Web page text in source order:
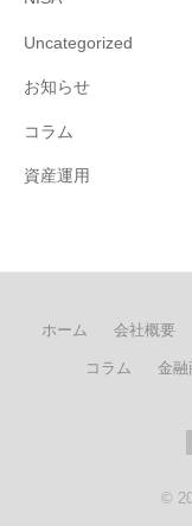
Uncategorized
お知らせ
コラム
資産運用
ホーム 会社概要
コラム 金融
©